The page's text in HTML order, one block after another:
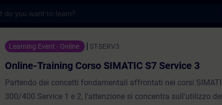
Corso SIMATIC S7 Service 3 -
Learning Event - Online ST-SERV3
Online-Training Corso SIMATIC S7 Service 3
Partendo dei concetti fondamentali affrontati nei corsi
300/400 Service 1 e 2, l'attenzione si concentra sull'utilizzo